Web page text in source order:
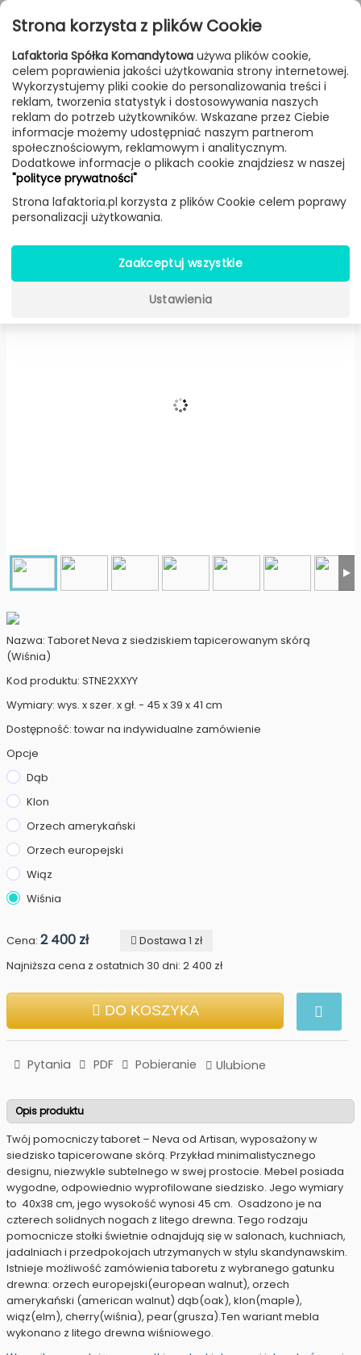
Przejdź do treści
FILTROWANIE & SORTOWANIE
Meble Producenci Artisan Produkt
Taboret Neva z siedziskiem
tapicerowanym skórą (Wiśnia) -
Nazwa: Taboret Neva z siedziskiem tapicerowanym skórą
(Wiśnia)
Kod produktu: STNE2XXYY
Wymiary: wys. x szer. x gł. - 45 x 39 x 41 cm
Dostępność: towar na indywidualne zamówienie
Opcje
Dąb
Klon
Orzech amerykański
Orzech europejski
Wiąz
Wiśnia
Cena: 2 400 zł
Dostawa 1 zł
Najniższa cena z ostatnich 30 dni: 2 400 zł
DO KOSZYKA
Pytania PDF Pobieranie Ulubione
Opis produktu
Twój pomocniczy taboret – Neva od Artisan, wyposażony w
siedzisko tapicerowane skórą. Przykład minimalistycznego
designu, niezwykle subtelnego w swej prostocie. Mebel posiada
wygodne, odpowiednio wyprofilowane siedzisko. Jego wymiary
to 40x38 cm, jego wysokość wynosi 45 cm. Osadzono je na
czterech solidnych nogach z litego drewna. Tego rodzaju
pomocnicze stołki świetnie odnajdują się w salonach, kuchniach,
jadalniach i przedpokojach utrzymanych w stylu skandynawskim.
Istnieje możliwość zamówienia taboretu z wybranego gatunku
drewna: orzech europejski(european walnut), orzech
amerykański (american walnut) dąb(oak), klon(maple),
wiąz(elm), cherry(wiśnia), pear(grusza).Ten wariant mebla
wykonano z litego drewna wiśniowego.
Strona korzysta z plików Cookie
Lafaktoria Spółka Komandytowa używa plików cookie,
celem poprawienia jakości użytkowania strony internetowej.
Wykorzystujemy pliki cookie do personalizowania treści i
reklam, tworzenia statystyk i dostosowywania naszych
reklam do potrzeb użytkowników. Wskazane przez Ciebie
informacje możemy udostępniać naszym partnerom
społecznościowym, reklamowym i analitycznym.
Dodatkowe informacje o plikach cookie znajdziesz w naszej
"polityce prywatności"
Strona lafaktoria.pl korzysta z plików Cookie celem poprawy
personalizacji użytkowania.
Zaakceptuj wszystkie
Ustawienia